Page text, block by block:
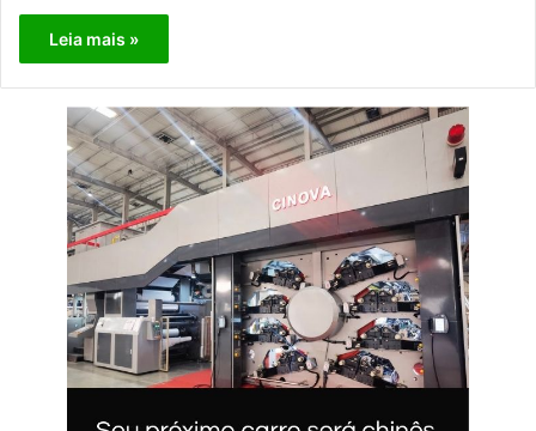
Leia mais »